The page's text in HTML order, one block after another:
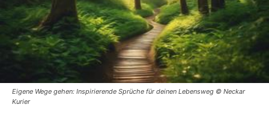
Eigene Wege gehen: Inspirierende Sprüche für deinen Lebensweg © Neckar
Kurier